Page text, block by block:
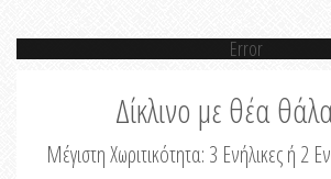
Error
Δίκλινο με θέα
Μέγιστη Χωριτικότητα: 3 Ενήλικες ή 2